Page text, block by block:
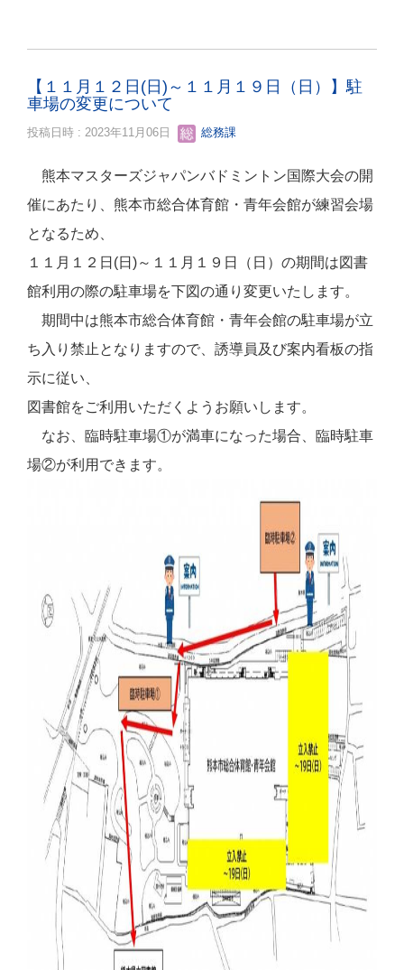
【１１月１２日(日)～１１月１９日（日）】駐
車場の変更について
投稿日時 : 2023年11月06日 総務課
熊本マスターズジャパンバドミントン国際大会の開
催にあたり、熊本市総合体育館・青年会館が練習会場
となるため、
１１月１２日(日)～１１月１９日（日）の期間は図書
館利用の際の駐車場を下図の通り変更いたします。
期間中は熊本市総合体育館・青年会館の駐車場が立
ち入り禁止となりますので、誘導員及び案内看板の指
示に従い、
図書館をご利用いただくようお願いします。
なお、臨時駐車場①が満車になった場合、臨時駐車
場②が利用できます。